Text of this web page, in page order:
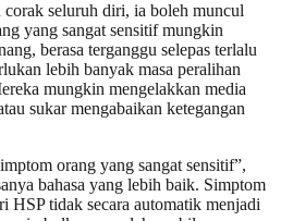
seluruh diri, ia boleh muncul
yang sangat sensitif mungkin
berasa terganggu selepas terlalu
lebih banyak masa peralihan
mungkin mengelakkan media
sukar mengabaikan ketegangan
orang yang sangat sensitif”,
bahasa yang lebih baik. Simptom
HSP tidak secara automatik menjadi